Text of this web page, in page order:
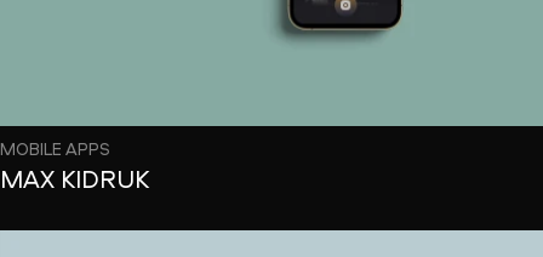
MOBILE APPS
MAX KIDRUK